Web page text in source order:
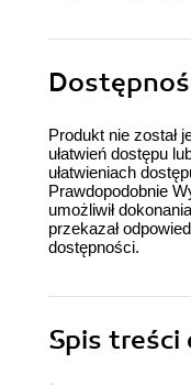
Produkt nie został
ułatwień dostępu
ułatwieniach
Prawdopodobnie
umożliwił
przekazał
dostępności.
Spis treści